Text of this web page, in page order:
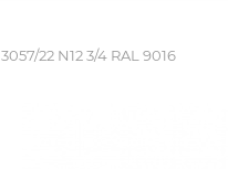
3057/22 N12 3/4 RAL 9016